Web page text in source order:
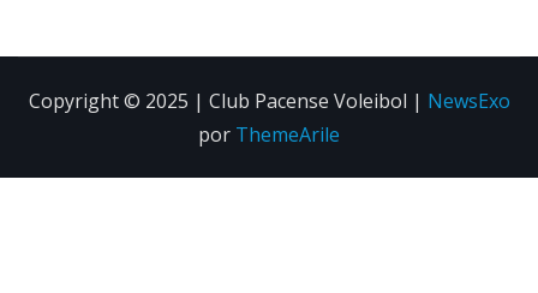
Copyright © 2025 | Club Pacense Voleibol | NewsExo
por ThemeArile